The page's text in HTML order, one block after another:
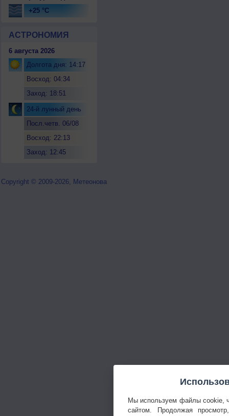
+25 °C
АСТРОНОМИЯ
6 августа 2026
Долгота дня: 14:17
Восход: 04:34
Заход: 18:51
24-й лунный день
Посл.четв. 06/08
Восход: 22:13
Заход: 12:45
Copyright © 2009-2026, Метеонова
Мы используем файлы cookie,
сайтом. Продолжая